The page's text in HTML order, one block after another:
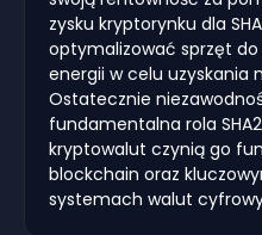
zysku kryptorynku dla
optymalizować sprzęt
energii w celu uzyskania
Ostatecznie
fundamentalna rola
kryptowalut czynią go
blockchain oraz
systemach walut